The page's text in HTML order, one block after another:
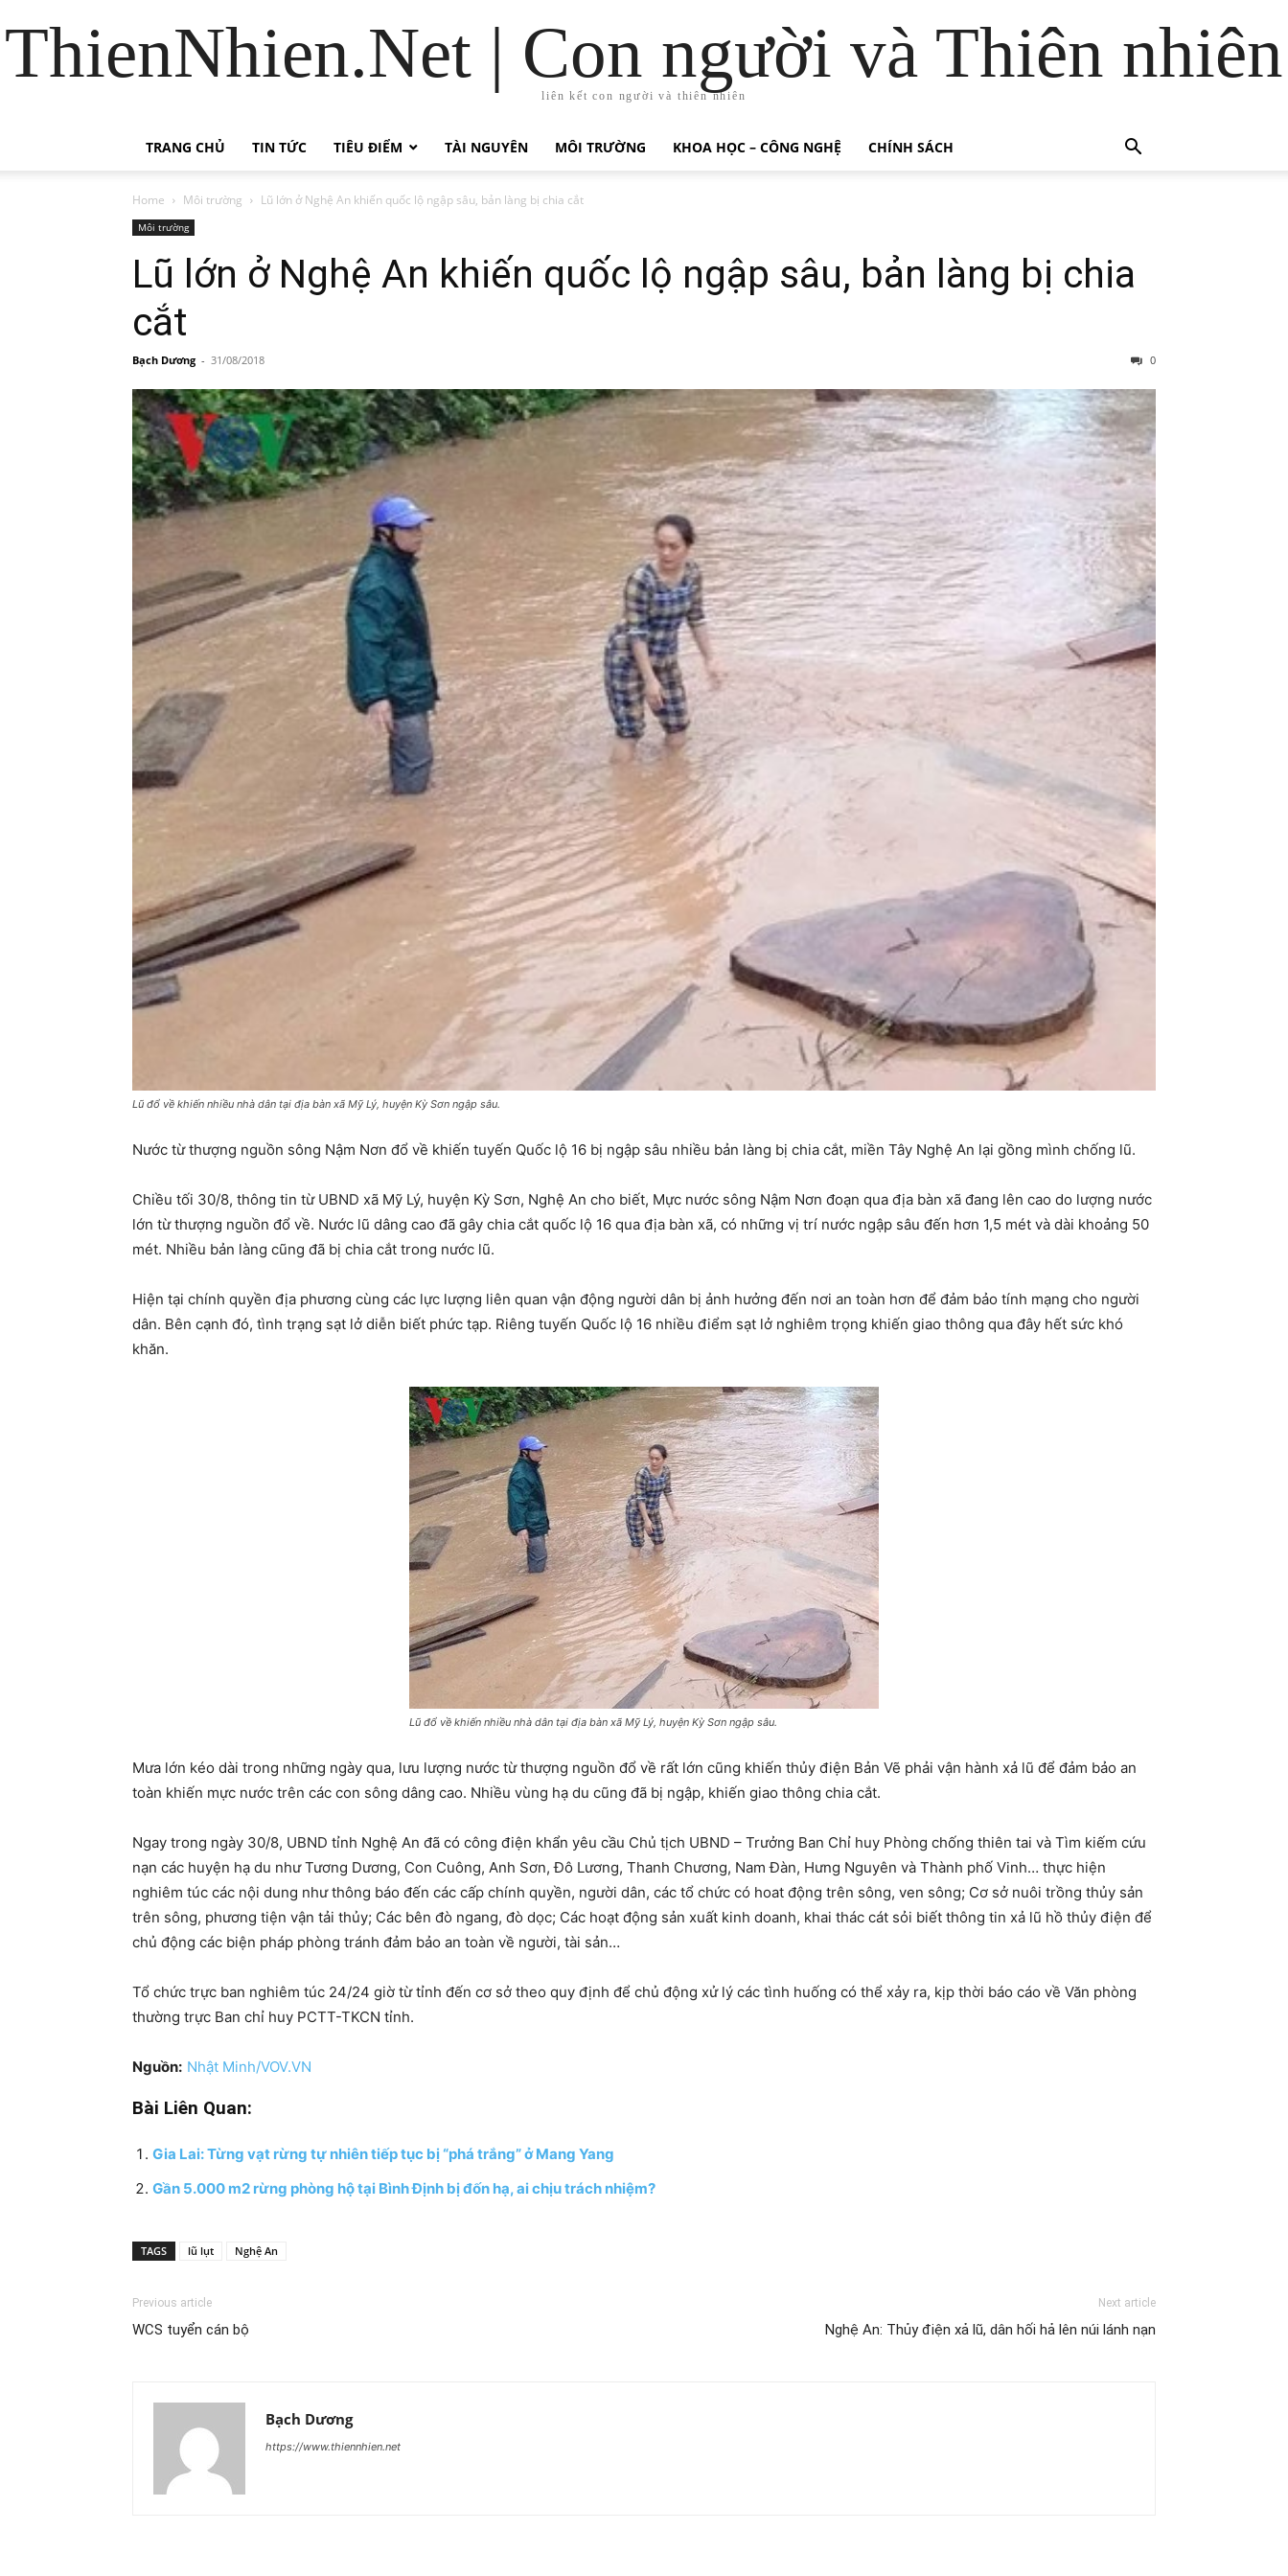
ThienNhien.Net | Con người và Thiên nhiên
liên kết con người và thiên nhiên
TRANG CHỦ TIN TỨC TIÊU ĐIỂM TÀI NGUYÊN MÔI TRƯỜNG KHOA HỌC – CÔNG NGHỆ CHÍNH SÁCH
Home Môi trường Lũ lớn ở Nghệ An khiến quốc lộ ngập sâu, bản làng bị chia cắt
Môi trường
Lũ lớn ở Nghệ An khiến quốc lộ ngập sâu, bản làng bị chia
cắt
Bạch Dương - 31/08/2018 0
Lũ đổ về khiến nhiều nhà dân tại địa bàn xã Mỹ Lý, huyện Kỳ Sơn ngập sâu.
Nước từ thượng nguồn sông Nậm Nơn đổ về khiến tuyến Quốc lộ 16 bị ngập sâu nhiều bản làng bị chia cắt, miền Tây Nghệ An lại gồng mình chống lũ.
Chiều tối 30/8, thông tin từ UBND xã Mỹ Lý, huyện Kỳ Sơn, Nghệ An cho biết, Mực nước sông Nậm Nơn đoạn qua địa bàn xã đang lên cao do lượng nước
lớn từ thượng nguồn đổ về. Nước lũ dâng cao đã gây chia cắt quốc lộ 16 qua địa bàn xã, có những vị trí nước ngập sâu đến hơn 1,5 mét và dài khoảng 50
mét. Nhiều bản làng cũng đã bị chia cắt trong nước lũ.
Hiện tại chính quyền địa phương cùng các lực lượng liên quan vận động người dân bị ảnh hưởng đến nơi an toàn hơn để đảm bảo tính mạng cho người
dân. Bên cạnh đó, tình trạng sạt lở diễn biết phức tạp. Riêng tuyến Quốc lộ 16 nhiều điểm sạt lở nghiêm trọng khiến giao thông qua đây hết sức khó
khăn.
Lũ đổ về khiến nhiều nhà dân tại địa bàn xã Mỹ Lý, huyện Kỳ Sơn ngập sâu.
Mưa lớn kéo dài trong những ngày qua, lưu lượng nước từ thượng nguồn đổ về rất lớn cũng khiến thủy điện Bản Vẽ phải vận hành xả lũ để đảm bảo an
toàn khiến mực nước trên các con sông dâng cao. Nhiều vùng hạ du cũng đã bị ngập, khiến giao thông chia cắt.
Ngay trong ngày 30/8, UBND tỉnh Nghệ An đã có công điện khẩn yêu cầu Chủ tịch UBND – Trưởng Ban Chỉ huy Phòng chống thiên tai và Tìm kiếm cứu
nạn các huyện hạ du như Tương Dương, Con Cuông, Anh Sơn, Đô Lương, Thanh Chương, Nam Đàn, Hưng Nguyên và Thành phố Vinh… thực hiện
nghiêm túc các nội dung như thông báo đến các cấp chính quyền, người dân, các tổ chức có hoat động trên sông, ven sông; Cơ sở nuôi trồng thủy sản
trên sông, phương tiện vận tải thủy; Các bên đò ngang, đò dọc; Các hoạt động sản xuất kinh doanh, khai thác cát sỏi biết thông tin xả lũ hồ thủy điện để
chủ động các biện pháp phòng tránh đảm bảo an toàn về người, tài sản…
Tổ chức trực ban nghiêm túc 24/24 giờ từ tỉnh đến cơ sở theo quy định để chủ động xử lý các tình huống có thể xảy ra, kịp thời báo cáo về Văn phòng
thường trực Ban chỉ huy PCTT-TKCN tỉnh.
Nguồn: Nhật Minh/VOV.VN
Bài Liên Quan:
Gia Lai: Từng vạt rừng tự nhiên tiếp tục bị “phá trắng” ở Mang Yang
Gần 5.000 m2 rừng phòng hộ tại Bình Định bị đốn hạ, ai chịu trách nhiệm?
TAGS lũ lụt Nghệ An
Previous article
WCS tuyển cán bộ
Next article
Nghệ An: Thủy điện xả lũ, dân hối hả lên núi lánh nạn
Bạch Dương
https://www.thiennhien.net